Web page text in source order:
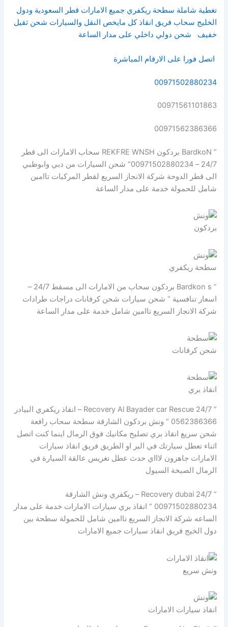
تغطية شاملة سطحة ريكفري جميع الامارات قطر السعودية ودول
الخليج سحاب فريق انقاذ كل مايخص النقل والسيارات شحن ثقيل
خفيف
شحن دولي داخلي على مدار الساعة
اتصل فورا على الارقام المباشرة
00971502880234
00971561101863
00971562386366
” BardkoN بردكون REKFRE WNSH سحاب الامارات الى قطر
24/7 – 00971502880234“ شحن السيارات من دبي وابوظبي
الى قطر الدوحة شركة الانجاز السريع لقطر المركبات تاامين
شامل للحمولة خدمة على مدار الساعة
بردكون
سطحة ريكفري
” Bardkon s بردكون سحاب من الامارات الى مسقط 24/7 –
اسعار تنافسية “ شحن سيارات شحن كرفانات دراجات طرادات
شركة الانجاز السريع تاامين شامل خدمة على مدار الساعة
شحن كرفانات
انقاذ بري
” Recovery Al Bayader car Rescue 24/7 – انقاذ ريكفري البيادر
0562386366 “ ونش بردكون الشارقة سطحة سحاب رافعة
شحن سريع انقاذ بري تصليح مكانيك فوق الرمال اينما كنت اتصل
اثناء تعطل سيارتك في البر او الطريق فريق انقاذ سيارات
الامارات جاهزون لاااي حدث عطل تغريس عالقة السيارة في
الرمال الصبخة السيول
” Recovery dubai 24/7 – ريكفري ونش الشارقة
00971502880234 “ انقاذ بري سيارات الامارات خدمة على مدار
الساعه شركة الانجاز السريع تاامين شامل للحمولة سطحة بين
دول الخيج فريق انقاذ سيارات جميع الامارات
ونش سريع
انقاذ سيارات الامارات